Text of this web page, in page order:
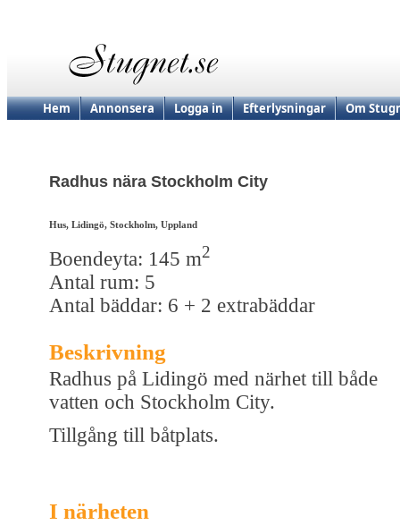
Hem Annonsera Logga in Efterlysningar Om
Radhus nära Stockholm City
Hus, Lidingö, Stockholm, Uppland
Boendeyta: 145 m2
Antal rum: 5
Antal bäddar: 6 + 2 extrabäddar
Beskrivning
Radhus på Lidingö med närhet till både
vatten och Stockholm City.
Tillgång till båtplats.
I närheten